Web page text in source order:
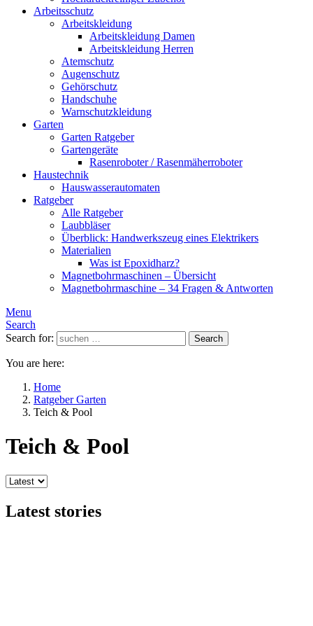
Arbeitsschutz
Arbeitskleidung
Arbeitskleidung Damen
Arbeitskleidung Herren
Atemschutz
Augenschutz
Gehörschutz
Handschuhe
Warnschutzkleidung
Garten
Garten Ratgeber
Gartengeräte
Rasenroboter / Rasenmäherroboter
Haustechnik
Hauswasserautomaten
Ratgeber
Alle Ratgeber
Laubbläser
Überblick: Handwerkszeug eines Elektrikers
Materialien
Was ist Epoxidharz?
Magnetbohrmaschinen – Übersicht
Magnetbohrmaschine – 34 Fragen & Antworten
Menu
Search
Search for:
Search
You are here:
Home
Ratgeber Garten
Teich & Pool
Teich & Pool
Latest stories